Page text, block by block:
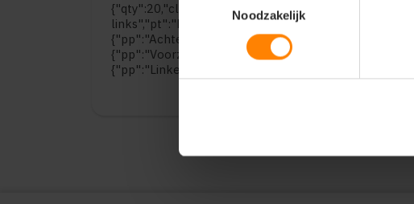
Noodzakelijk
links","pt":"Bedrukking","ct":"Vier of meer kleuren"},
{"pp":"Achterzijde","pt":"Bedrukking","ct":"Vier of
{"pp":"Voorzijde","pt":"Bedrukking","ct":"Vier of
{"pp":"Linkermouw","pt":"Bedrukking","ct":"Vier of